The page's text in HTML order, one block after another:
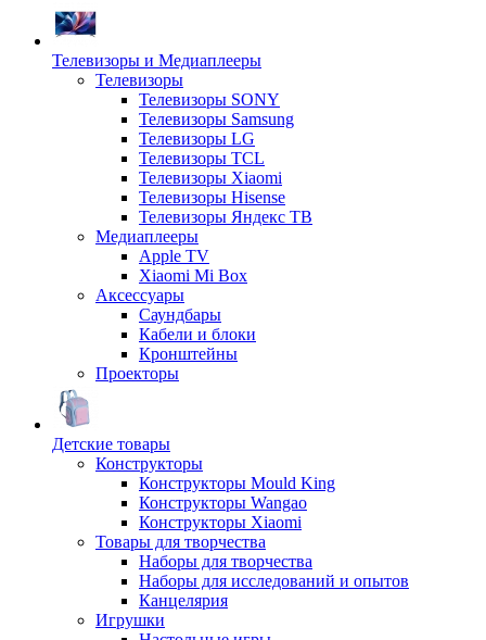
Телевизоры и Медиаплееры
Телевизоры
Телевизоры SONY
Телевизоры Samsung
Телевизоры LG
Телевизоры TCL
Телевизоры Xiaomi
Телевизоры Hisense
Телевизоры Яндекс ТВ
Медиаплееры
Apple TV
Xiaomi Mi Box
Аксессуары
Саундбары
Кабели и блоки
Кронштейны
Проекторы
Детские товары
Конструкторы
Конструкторы Mould King
Конструкторы Wangao
Конструкторы Xiaomi
Товары для творчества
Наборы для творчества
Наборы для исследований и опытов
Канцелярия
Игрушки